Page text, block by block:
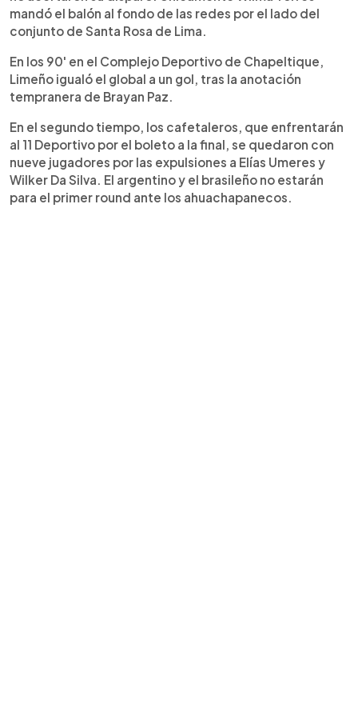
mandó el balón al fondo de las redes por el lado del
conjunto de Santa Rosa de Lima.
En los 90' en el Complejo Deportivo de Chapeltique,
Limeño igualó el global a un gol, tras la anotación
tempranera de Brayan Paz.
En el segundo tiempo, los cafetaleros, que enfrentarán
al 11 Deportivo por el boleto a la final, se quedaron con
nueve jugadores por las expulsiones a Elías Umeres y
Wilker Da Silva. El argentino y el brasileño no estarán
para el primer round ante los ahuachapanecos.